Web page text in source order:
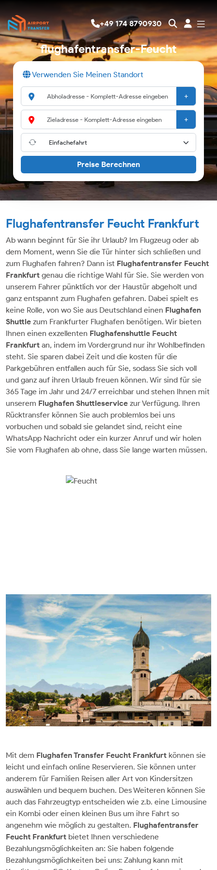
+49 174 8790930
flughafentransfer-Feucht
Verwenden Sie Meinen Standort
+
+
Preise Berechnen
Flughafentransfer Feucht Frankfurt
Ab wann beginnt für Sie ihr Urlaub? Im Flugzeug oder ab
dem Moment, wenn Sie die Tür hinter sich schließen und
zum Flughafen fahren? Dann ist Flughafentransfer Feucht
Frankfurt genau die richtige Wahl für Sie. Sie werden von
unserem Fahrer pünktlich vor der Haustür abgeholt und
ganz entspannt zum Flughafen gefahren. Dabei spielt es
keine Rolle, von wo Sie aus Deutschland einen Flughafen
Shuttle zum Frankfurter Flughafen benötigen. Wir bieten
Ihnen einen exzellenten Flughafenshuttle Feucht
Frankfurt an, indem im Vordergrund nur ihr Wohlbefinden
steht. Sie sparen dabei Zeit und die kosten für die
Parkgebühren entfallen auch für Sie, sodass Sie sich voll
und ganz auf ihren Urlaub freuen können. Wir sind für sie
365 Tage im Jahr und 24/7 erreichbar und stehen Ihnen mit
unserem Flughafen Shuttleservice zur Verfügung. Ihren
Rücktransfer können Sie auch problemlos bei uns
vorbuchen und sobald sie gelandet sind, reicht eine
WhatsApp Nachricht oder ein kurzer Anruf und wir holen
Sie vom Flughafen ab ohne, dass Sie lange warten müssen.
Mit dem Flughafen Transfer Feucht Frankfurt können sie
leicht und einfach online Reservieren. Sie können unter
anderem für Familien Reisen aller Art von Kindersitzen
auswählen und bequem buchen. Des Weiteren können Sie
auch das Fahrzeugtyp entscheiden wie z.b. eine Limousine
ein Kombi oder einen kleinen Bus um ihre Fahrt so
angenehm wie möglich zu gestalten. Flughafentransfer
Feucht Frankfurt bietet Ihnen verschiedene
Bezahlungsmöglichkeiten an: Sie haben folgende
Bezahlungsmöglichkeiten bei uns: Zahlung kann mit